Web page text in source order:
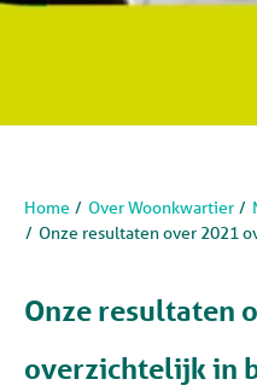
Home Over Woonkwartier
Onze resultaten over 2021
Onze resultaten
overzichtelijk in